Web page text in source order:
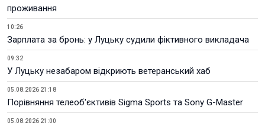
проживання
10:26
Зарплата за бронь: у Луцьку судили фіктивного викладача
09:32
У Луцьку незабаром відкриють ветеранський хаб
05.08.2026 21:18
Порівняння телеоб'єктивів Sigma Sports та Sony G-Master
05.08.2026 21:00